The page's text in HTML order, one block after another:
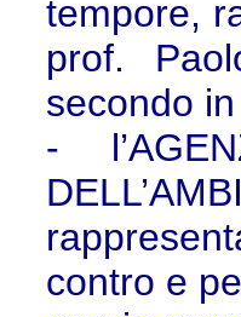
tempore,
prof.
secondo
-
contro e